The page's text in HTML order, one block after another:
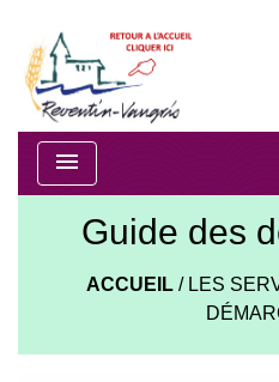
menu
Guide des
ACCUEIL / LES